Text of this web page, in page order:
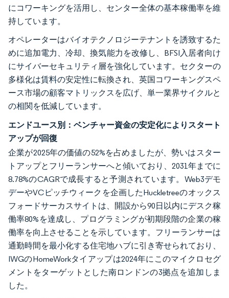
にコワーキングを活用し、センター全体の基本稼働率を維
持しています。
オペレーターはバイオテクノロジーテナントを誘致するた
めに追加電力、冷却、換気能力を改修し、BFSI入居者向け
にサイバーセキュリティ層を強化しています。セクターの
多様化は賃料の安定性に転換され、英国コワーキングスペ
ース市場の顧客マトリックスを広げ、単一業界サイクルと
の相関を低減しています。
エンドユース別：ベンチャー資金の安定化によりスタート
アップが回復
企業が2025年の価値の52%を占めましたが、勢いはスター
トアップとフリーランサーへと傾いており、2031年までに
8.78%のCAGRで成長すると予測されています。Web3デモ
デーやVCピッチウィークを企画したHuckletreeのオックス
フォードサーカスサイトは、開設から90日以内にデスク稼
働率80%を達成し、プログラミングが初期段階の企業の稼
働率を向上させることを示しています。フリーランサーは
通勤時間を最小化する住宅地ハブに引き寄せられており、
IWGのHomeWorkタイアップは2024年にこのマイクロセグ
メントをターゲットとした南ロンドンの3拠点を追加しま
した。